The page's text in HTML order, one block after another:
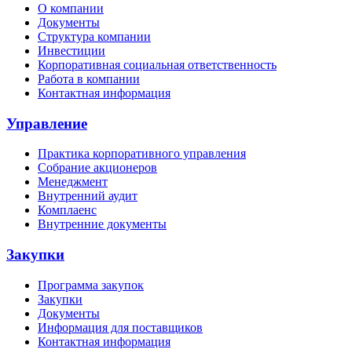
О компании
Документы
Структура компании
Инвестиции
Корпоративная социальная ответственность
Работа в компании
Контактная информация
Управление
Практика корпоративного управления
Собрание акционеров
Менеджмент
Внутренний аудит
Комплаенс
Внутренние документы
Закупки
Программа закупок
Закупки
Документы
Информация для поставщиков
Контактная информация